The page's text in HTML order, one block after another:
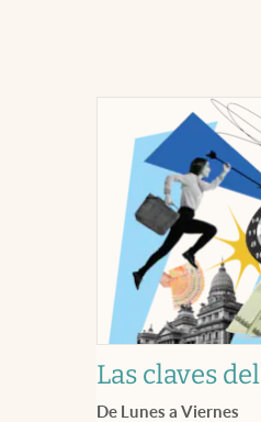
Las claves
De Lunes a Viernes